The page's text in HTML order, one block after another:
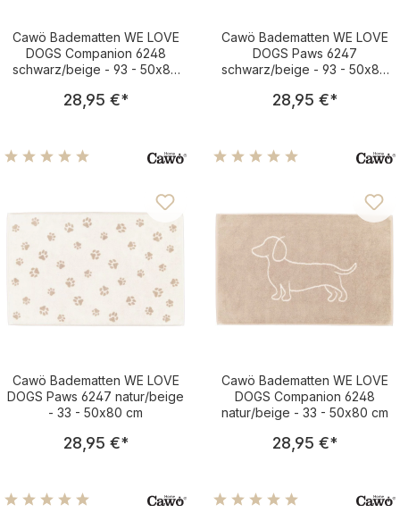
Cawö Badematten WE LOVE
DOGS Companion 6248
schwarz/beige - 93 - 50x80
Regulärer Preis:
28,95 €*
Cawö Badematten WE LOVE
DOGS Paws 6247
schwarz/beige - 93 - 50x80
Regulärer
28,95 €*
Cawö Badematten WE LOVE
DOGS Paws 6247 natur/beige
- 33 - 50x80 cm
Regulärer Preis:
28,95 €*
Cawö Badematten WE LOVE
DOGS Companion 6248
natur/beige - 33 - 50x80 cm
Regulärer
28,95 €*